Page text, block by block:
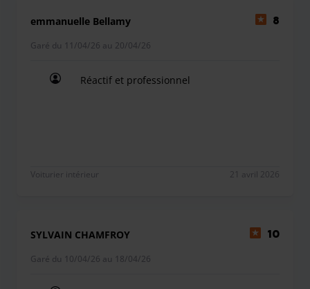
emmanuelle Bellamy 8
Garé du 11/04/26 au 20/04/26
Réactif et professionnel
Voiturier intérieur 21 avril 2026
SYLVAIN CHAMFROY 10
Garé du 10/04/26 au 18/04/26